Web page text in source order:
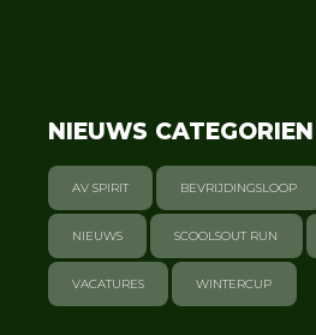
NIEUWS CATEGORIEN
AV SPIRIT BEVRIJDINGSLOOP
NIEUWS SCOOLSOUT RUN
VACATURES WINTERCUP